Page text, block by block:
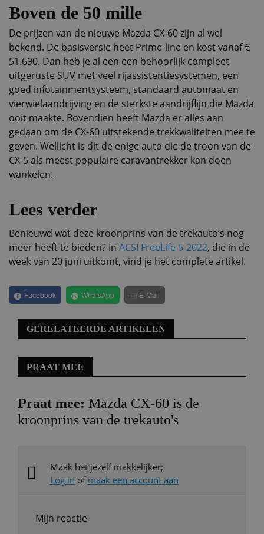
Boven de 50 mille
De prijzen van de nieuwe Mazda CX-60 zijn al wel
bekend. De basisversie heet Prime-line en kost vanaf €
51.690. Dan heb je al een een behoorlijk compleet
uitgeruste SUV met veel rijassistentiesystemen, een
goed infotainmentsysteem, standaard automaat en
vierwielaandrijving en de sterkste aandrijflijn die Mazda
ooit maakte. Bovendien heeft Mazda er alles aan
gedaan om de CX-60 uitstekende trekkwaliteiten mee te
geven. Wellicht is dit de enige auto die de troon van de
CX-5 als meest populaire caravantrekker kan doen
wankelen.
Lees verder
Benieuwd wat deze kroonprins van de trekauto’s nog
meer heeft te bieden? In ACSI FreeLife 5-2022, die in de
week van 20 juni uitkomt, vind je het complete artikel.
Facebook WhatsApp E-Mail
GERELATEERDE ARTIKELEN
PRAAT MEE
Praat mee: Mazda CX-60 is de
kroonprins van de trekauto's
Maak het jezelf makkelijker;
Log in of maak een account aan
Mijn reactie